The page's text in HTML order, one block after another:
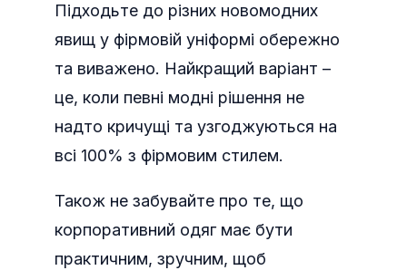
Підходьте до різних новомодних
явищ у фірмовій уніформі обережно
та виважено. Найкращий варіант –
це, коли певні модні рішення не
надто кричущі та узгоджуються на
всі 100% з фірмовим стилем.
Також не забувайте про те, що
корпоративний одяг має бути
практичним, зручним, щоб